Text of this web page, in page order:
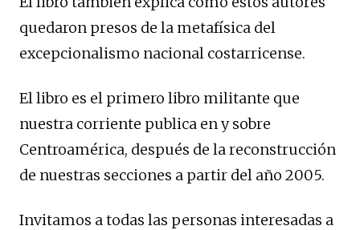
quedaron presos de la metafísica del
excepcionalismo nacional costarricense.
El libro es el primero libro militante que
nuestra corriente publica en y sobre
Centroamérica, después de la reconstrucción
de nuestras secciones a partir del año 2005.
Invitamos a todas las personas interesadas a